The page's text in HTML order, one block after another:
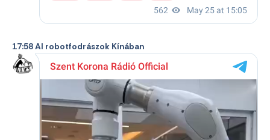
17:58 AI robotfodrászok Kínában